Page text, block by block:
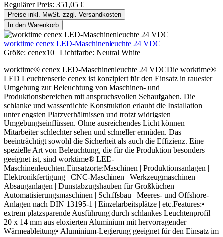
Regulärer Preis: 351,05 €
Preise inkl. MwSt. zzgl. Versandkosten
In den Warenkorb
worktime cenex LED-Maschinenleuchte 24 VDC
Größe: cenex10 | Lichtfarbe: Neutral White
worktime® cenex LED-Maschinenleuchte 24 VDCDie worktime®
LED Leuchtenserie cenex ist konzipiert für den Einsatz in rauester
Umgebung zur Beleuchtung von Maschinen- und
Produktionsbereichen mit anspruchsvollen Sehaufgaben. Die
schlanke und wasserdichte Konstruktion erlaubt die Installation
unter engsten Platzverhältnissen und trotzt widrigsten
Umgebungseinflüssen. Ohne ausreichendes Licht können
Mitarbeiter schlechter sehen und schneller ermüden. Das
beeinträchtigt sowohl die Sicherheit als auch die Effizienz. Eine
spezielle Art von Beleuchtung, die für die Produktion besonders
geeignet ist, sind worktime® LED-
Maschinenleuchten.Einsatzorte:Maschinen | Produktionsanlagen |
Elektronikfertigung | CNC-Maschinen | Werkzeugmaschinen |
Absauganlagen | Dunstabzugshauben für Großküchen |
Automatisierungsmaschinen | Schiffsbau | Meeres- und Offshore-
Anlagen nach DIN 13195-1 | Einzelarbeitsplätze | etc.Features:•
extrem platzsparende Ausführung durch schlankes Leuchtenprofil
20 x 14 mm aus eloxierten Aluminium mit hervorragender
Wärmeableitung• Aluminium-Legierung geeignet für den Einsatz im